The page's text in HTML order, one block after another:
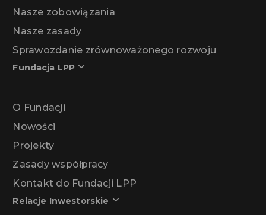
Nasze zobowiązania
Nasze zasady
Sprawozdanie zrównoważonego rozwoju
Fundacja LPP
O Fundacji
Nowości
Projekty
Zasady współpracy
Kontakt do Fundacji LPP
Relacje Inwestorskie